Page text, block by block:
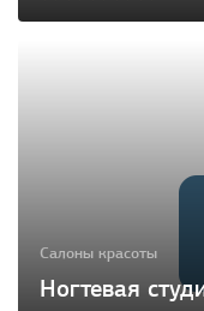
Салоны красоты
Ногтевая